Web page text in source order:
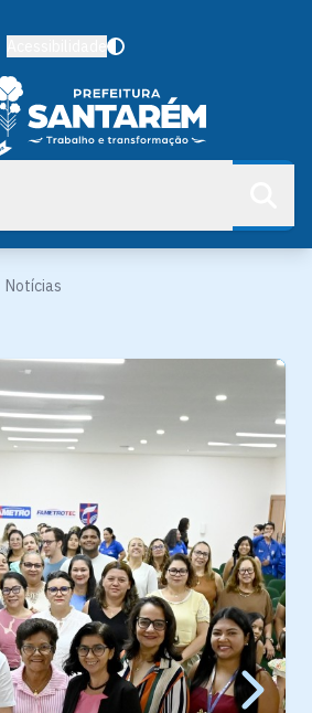
Notícias